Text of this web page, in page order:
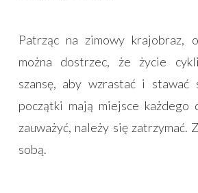
Patrząc na zimowy krajobraz,
można dostrzec, że życie
szansę, aby wzrastać i stawać
początki mają miejsce
zauważyć, należy się zatrzymać.
sobą.